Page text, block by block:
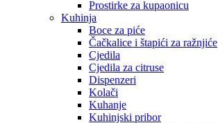
Prostirke za kupaonicu
Kuhinja
Boce za piće
Čačkalice i štapići za ražnjiće
Cjedila
Cjedila za citruse
Dispenzeri
Kolači
Kuhanje
Kuhinjski pribor